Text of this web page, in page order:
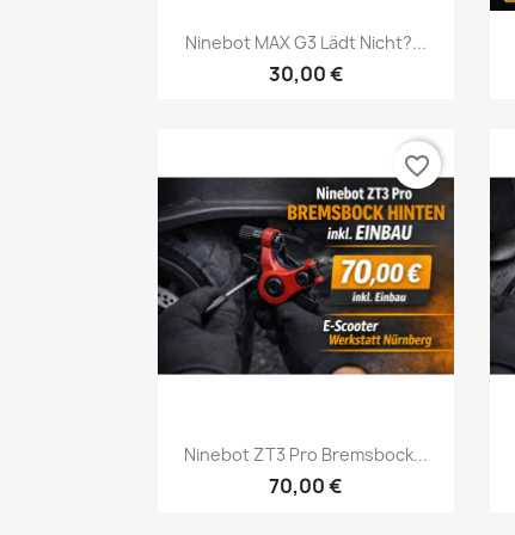
Vorschau
Ninebot MAX G3 Lädt Nicht?...
30,00 €
Vorschau
Ninebot ZT3 Pro Bremsbock...
70,00 €
favorite_border